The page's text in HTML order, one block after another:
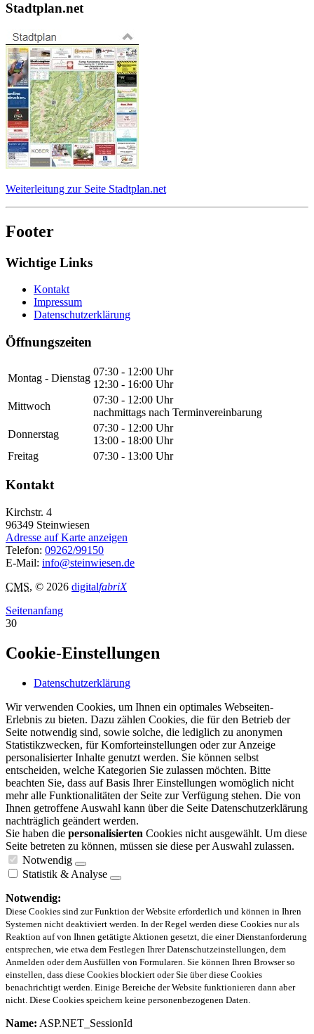
Stadtplan.net
Weiterleitung zur Seite Stadtplan.net
Footer
Wichtige Links
Kontakt
Impressum
Datenschutzerklärung
Öffnungszeiten
Montag - Dienstag
07:30 - 12:00 Uhr
12:30 - 16:00 Uhr
Mittwoch
07:30 - 12:00 Uhr
nachmittags nach Terminvereinbarung
Donnerstag
07:30 - 12:00 Uhr
13:00 - 18:00 Uhr
Freitag
07:30 - 13:00 Uhr
Kontakt
Kirchstr. 4
96349 Steinwiesen
Adresse auf Karte anzeigen
Telefon: 09262/99150
E-Mail: info@steinwiesen.de
CMS, © 2026 digitalfabriX
Seitenanfang
30
Cookie-Einstellungen
Datenschutzerklärung
Wir verwenden Cookies, um Ihnen ein optimales Webseiten-
Erlebnis zu bieten. Dazu zählen Cookies, die für den Betrieb der
Seite notwendig sind, sowie solche, die lediglich zu anonymen
Statistikzwecken, für Komforteinstellungen oder zur Anzeige
personalisierter Inhalte genutzt werden. Sie können selbst
entscheiden, welche Kategorien Sie zulassen möchten. Bitte
beachten Sie, dass auf Basis Ihrer Einstellungen womöglich nicht
mehr alle Funktionalitäten der Seite zur Verfügung stehen. Die von
Ihnen getroffene Auswahl kann über die Seite Datenschutzerklärung
nachträglich geändert werden.
Sie haben die personalisierten Cookies nicht ausgewählt. Um diese
Seite betreten zu können, müssen sie diese per Auswahl zulassen.
Notwendig
Statistik & Analyse
Notwendig:
Diese Cookies sind zur Funktion der Website erforderlich und können in Ihren
Systemen nicht deaktiviert werden. In der Regel werden diese Cookies nur als
Reaktion auf von Ihnen getätigte Aktionen gesetzt, die einer Dienstanforderung
entsprechen, wie etwa dem Festlegen Ihrer Datenschutzeinstellungen, dem
Anmelden oder dem Ausfüllen von Formularen. Sie können Ihren Browser so
einstellen, dass diese Cookies blockiert oder Sie über diese Cookies
benachrichtigt werden. Einige Bereiche der Website funktionieren dann aber
nicht. Diese Cookies speichern keine personenbezogenen Daten.
Name: ASP.NET_SessionId